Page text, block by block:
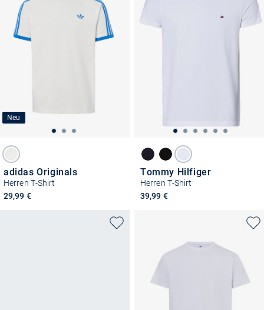
Neu
adidas Originals
Herren T-Shirt
29,99 €
Tommy Hilfiger
Herren T-Shirt
39,99 €